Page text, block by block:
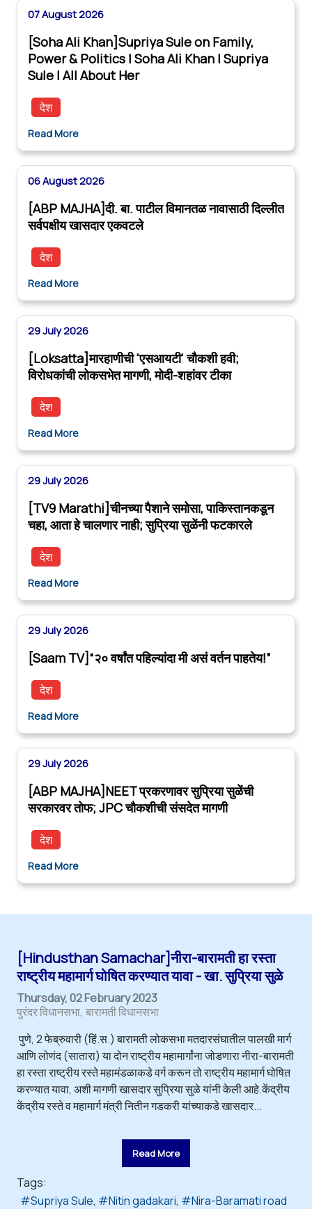
07 August 2026
[Soha Ali Khan]Supriya Sule on Family,
Power & Politics | Soha Ali Khan | Supriya
Sule | All About Her
देश
Read More
06 August 2026
[ABP MAJHA]दी. बा. पाटील विमानतळ नावासाठी दिल्लीत
सर्वपक्षीय खासदार एकवटले
देश
Read More
29 July 2026
[Loksatta]मारहाणीची 'एसआयटी' चौकशी हवी;
विरोधकांची लोकसभेत मागणी, मोदी-शहांवर टीका
देश
Read More
29 July 2026
[TV9 Marathi]चीनच्या पैशाने समोसा, पाकिस्तानकडून
चहा, आता हे चालणार नाही; सुप्रिया सुळेंनी फटकारले
देश
Read More
29 July 2026
[Saam TV]“२० वर्षांत पहिल्यांदा मी असं वर्तन पाहतेय!”
देश
Read More
29 July 2026
[ABP MAJHA]NEET प्रकरणावर सुप्रिया सुळेंची
सरकारवर तोफ; JPC चौकशीची संसदेत मागणी
देश
Read More
[Hindusthan Samachar]नीरा-बारामती हा रस्ता
राष्ट्रीय महामार्ग घोषित करण्यात यावा - खा. सुप्रिया सुळे
Thursday, 02 February 2023
पुरंदर विधानसभा बारामती विधानसभा
पुणे, 2 फेब्रुवारी (हिं.स.) बारामती लोकसभा मतदारसंघातील पालखी मार्ग
आणि लोणंद (सातारा) या दोन राष्ट्रीय महामार्गांना जोडणारा नीरा-बारामती
हा रस्ता राष्ट्रीय रस्ते महामंडळाकडे वर्ग करून तो राष्ट्रीय महामार्ग घोषित
करण्यात यावा, अशी मागणी खासदार सुप्रिया सुळे यांनी केली आहे.केंद्रीय
केंद्रीय रस्ते व महामार्ग मंत्री नितीन गडकरी यांच्याकडे खासदार...
Read More
Tags:
Supriya Sule
Nitin gadakari Nira-Baramati road